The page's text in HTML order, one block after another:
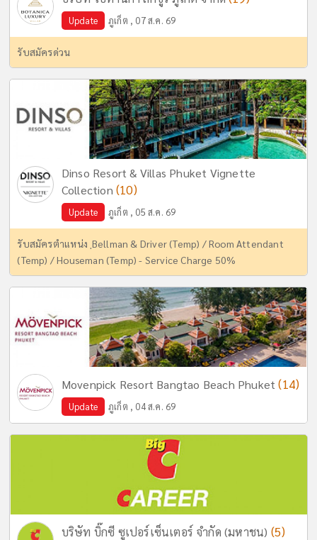
Update ภูเก็ต , 07 ส.ค. 69
รับสมัครด่วน
Dinso Resort & Villas Phuket Vignette
Collection (10)
Update ภูเก็ต , 05 ส.ค. 69
รับสมัครตำแหน่ง ฺBellman & Driver (Temp) / Room Attendant
(Temp) / Houseman (Temp) - Service Charge 50%
Movenpick Resort Bangtao Beach Phuket(14)
Update ภูเก็ต , 04 ส.ค. 69
บริษัท บิ๊กซี ซูเปอร์เซ็นเตอร์ จำกัด (มหาชน) (5)